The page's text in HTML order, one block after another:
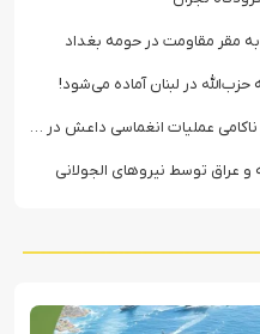
به مقر مقاومت در حومه بغداد
حزب‌الله در لبنان آماده می‌شود!
عملیات انغماسی داعش در رقه
عراق توسط نیروهای الجولانی